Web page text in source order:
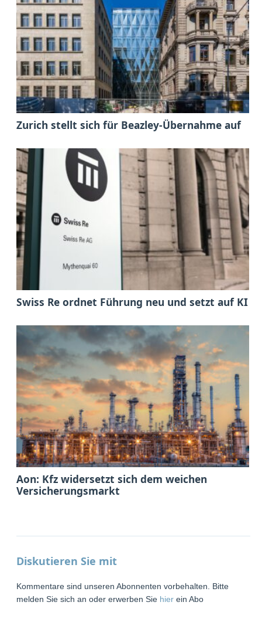
Zurich stellt sich für Beazley-Übernahme auf
Swiss Re ordnet Führung neu und setzt auf KI
Aon: Kfz widersetzt sich dem weichen
Versicherungsmarkt
Diskutieren Sie mit
Kommentare sind unseren Abonnenten vorbehalten. Bitte
melden Sie sich an oder erwerben Sie hier ein Abo